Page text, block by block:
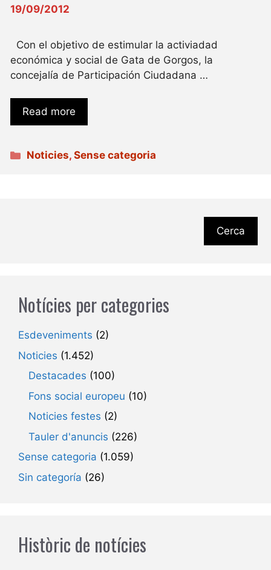
19/09/2012
Con el objetivo de estimular la activiadad
económica y social de Gata de Gorgos, la
concejalía de Participación Ciudadana …
Read more
Categories
Noticies,Sense categoria
Cerca
Notícies per categories
Esdeveniments (2)
Noticies (1.452)
Destacades (100)
Fons social europeu (10)
Noticies festes (2)
Tauler d'anuncis (226)
Sense categoria (1.059)
Sin categoría (26)
Històric de notícies